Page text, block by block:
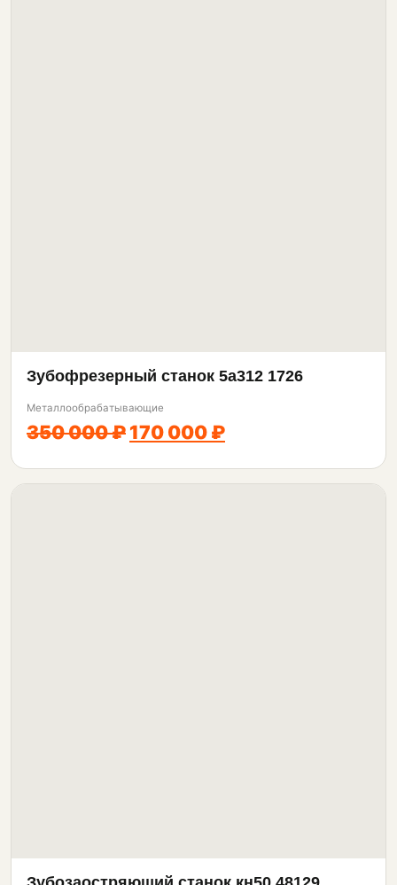
Зубофрезерный станок 5а312 1726
Металлообрабатывающие
350 000 ₽ 170 000 ₽